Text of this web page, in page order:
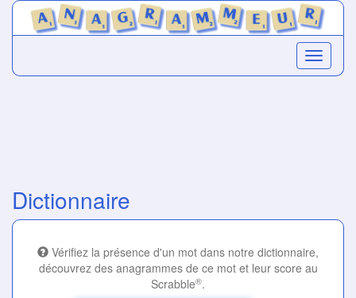
Dictionnaire
Vérifiez la présence d'un mot dans notre dictionnaire,
découvrez des anagrammes de ce mot et leur score au
Scrabble®.